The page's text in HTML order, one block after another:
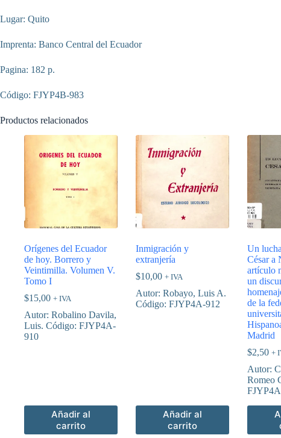
Lugar: Quito
Imprenta: Banco Central del Ecuador
Pagina: 182 p.
Código: FJYP4B-983
Productos relacionados
Orígenes del Ecuador
de hoy. Borrero y
Veintimilla. Volumen V.
Tomo I
$15,00 + IVA
Autor: Robalino Davila,
Luis. Código: FJYP4A-
910
Añadir al
carrito
Inmigración y
extranjería
$10,00 + IVA
Autor: Robayo, Luis A.
Código: FJYP4A-912
Añadir al
carrito
Un
César a
artículo
un
de la
Madrid
$2,50 +
Autor:
Romeo